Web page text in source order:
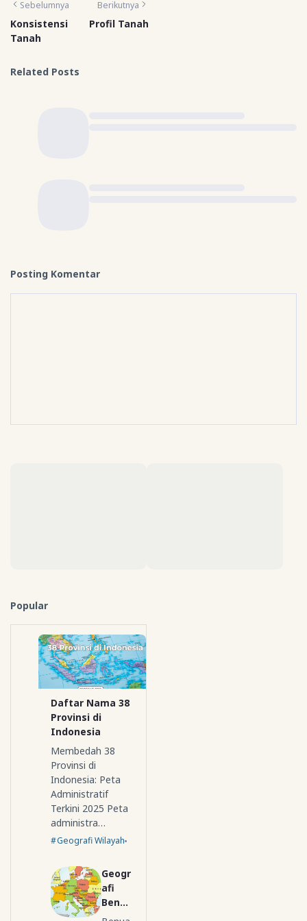
Sebelumnya
Konsistensi
Tanah
Berikutnya
Profil Tanah
Related Posts
Posting Komentar
Popular
Daftar Nama 38
Provinsi di
Indonesia
Membedah 38
Provinsi di
Indonesia: Peta
Administratif
Terkini 2025 Peta
administra…
Geografi Wilayah
Geogr
afi
Benua
Eropa